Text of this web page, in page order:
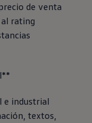
de venta
rating
e industrial
textos,